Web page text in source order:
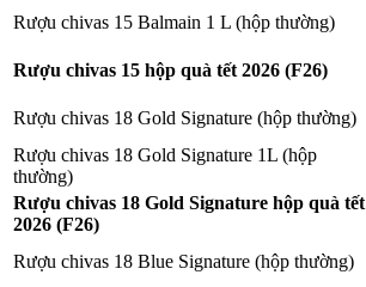
Rượu chivas 15 Balmain 1 L (hộp thường)
Rượu chivas 15 hộp quà tết 2026 (F26)
Rượu chivas 18 Gold Signature (hộp thường)
Rượu chivas 18 Gold Signature 1L (hộp
thường)
Rượu chivas 18 Gold Signature hộp quà tết
2026 (F26)
Rượu chivas 18 Blue Signature (hộp thường)